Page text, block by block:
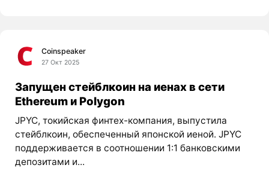
Coinspeaker
27 Окт 2025
Запущен стейблкоин на иенах в сети
Ethereum и Polygon
JPYC, токийская финтех-компания, выпустила
стейблкоин, обеспеченный японской иеной. JPYC
поддерживается в соотношении 1:1 банковскими
депозитами и...